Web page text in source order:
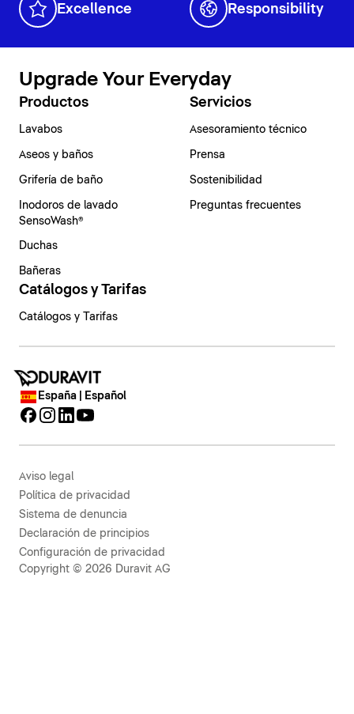
Excellence Responsibility
Upgrade Your Everyday
Productos
Lavabos
Aseos y baños
Grifería de baño
Inodoros de lavado
SensoWash®
Duchas
Bañeras
Servicios
Asesoramiento técnico
Prensa
Sostenibilidad
Preguntas frecuentes
Catálogos y Tarifas
Catálogos y Tarifas
España | Español
Aviso legal
Política de privacidad
Sistema de denuncia
Declaración de principios
Configuración de privacidad
Copyright © 2026 Duravit AG